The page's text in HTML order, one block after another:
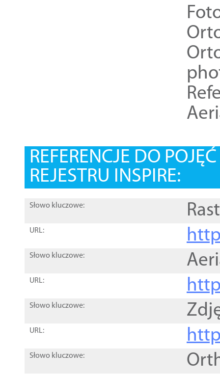
REFERENCJE DO
REJESTRU INSPIRE:
Słowo kluczowe:
URL:
Słowo kluczowe:
URL:
Słowo kluczowe:
URL:
Słowo kluczowe: